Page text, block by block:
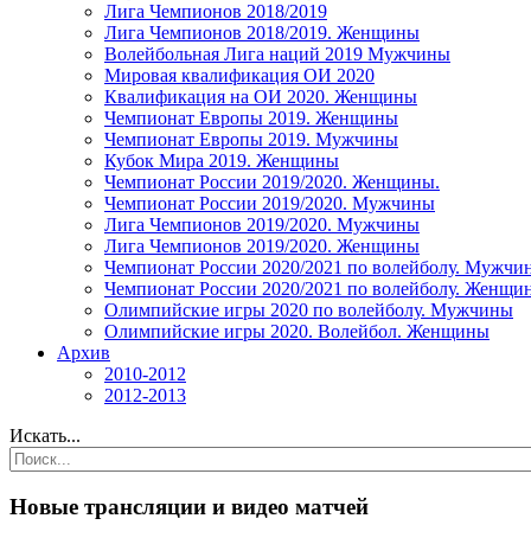
Лига Чемпионов 2018/2019
Лига Чемпионов 2018/2019. Женщины
Волейбольная Лига наций 2019 Мужчины
Мировая квалификация ОИ 2020
Квалификация на ОИ 2020. Женщины
Чемпионат Европы 2019. Женщины
Чемпионат Европы 2019. Мужчины
Кубок Мира 2019. Женщины
Чемпионат России 2019/2020. Женщины.
Чемпионат России 2019/2020. Мужчины
Лига Чемпионов 2019/2020. Мужчины
Лига Чемпионов 2019/2020. Женщины
Чемпионат России 2020/2021 по волейболу.
Чемпионат России 2020/2021 по волейболу.
Олимпийские игры 2020 по волейболу. Мужчины
Олимпийские игры 2020. Волейбол. Женщины
Архив
2010-2012
2012-2013
Искать...
Новые трансляции и видео матчей